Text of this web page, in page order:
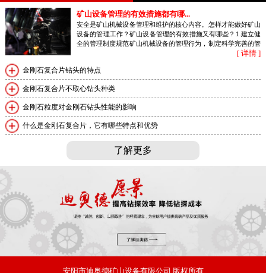
矿山设备管理的有效措施都有哪...
安全是矿山机械设备管理和维护的核心内容。怎样才能做好矿山
设备的管理工作？矿山设备管理的有效措施又有哪些？1.建立健
全的管理制度规范矿山机械设备的管理行为，制定科学完善的管
[ 详情 ]
金刚石复合片钻头的特点
金刚石复合片不取心钻头种类
金刚石粒度对金刚石钻头性能的影响
什么是金刚石复合片，它有哪些特点和优势
了解更多
安阳市迪奥德矿山设备有限公司 版权所有